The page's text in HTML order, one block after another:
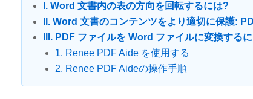
I. Word 文書内の表の方向を回転するには?
II. Word 文書のコンテンツをより適切に保護:
III. PDF ファイルを Word ファイルに変換する
1. Renee PDF Aide を使用する
2. Renee PDF Aideの操作手順